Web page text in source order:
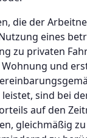
die der
eines
zu privaten
und
sind bei
auf den
gleichmäßig